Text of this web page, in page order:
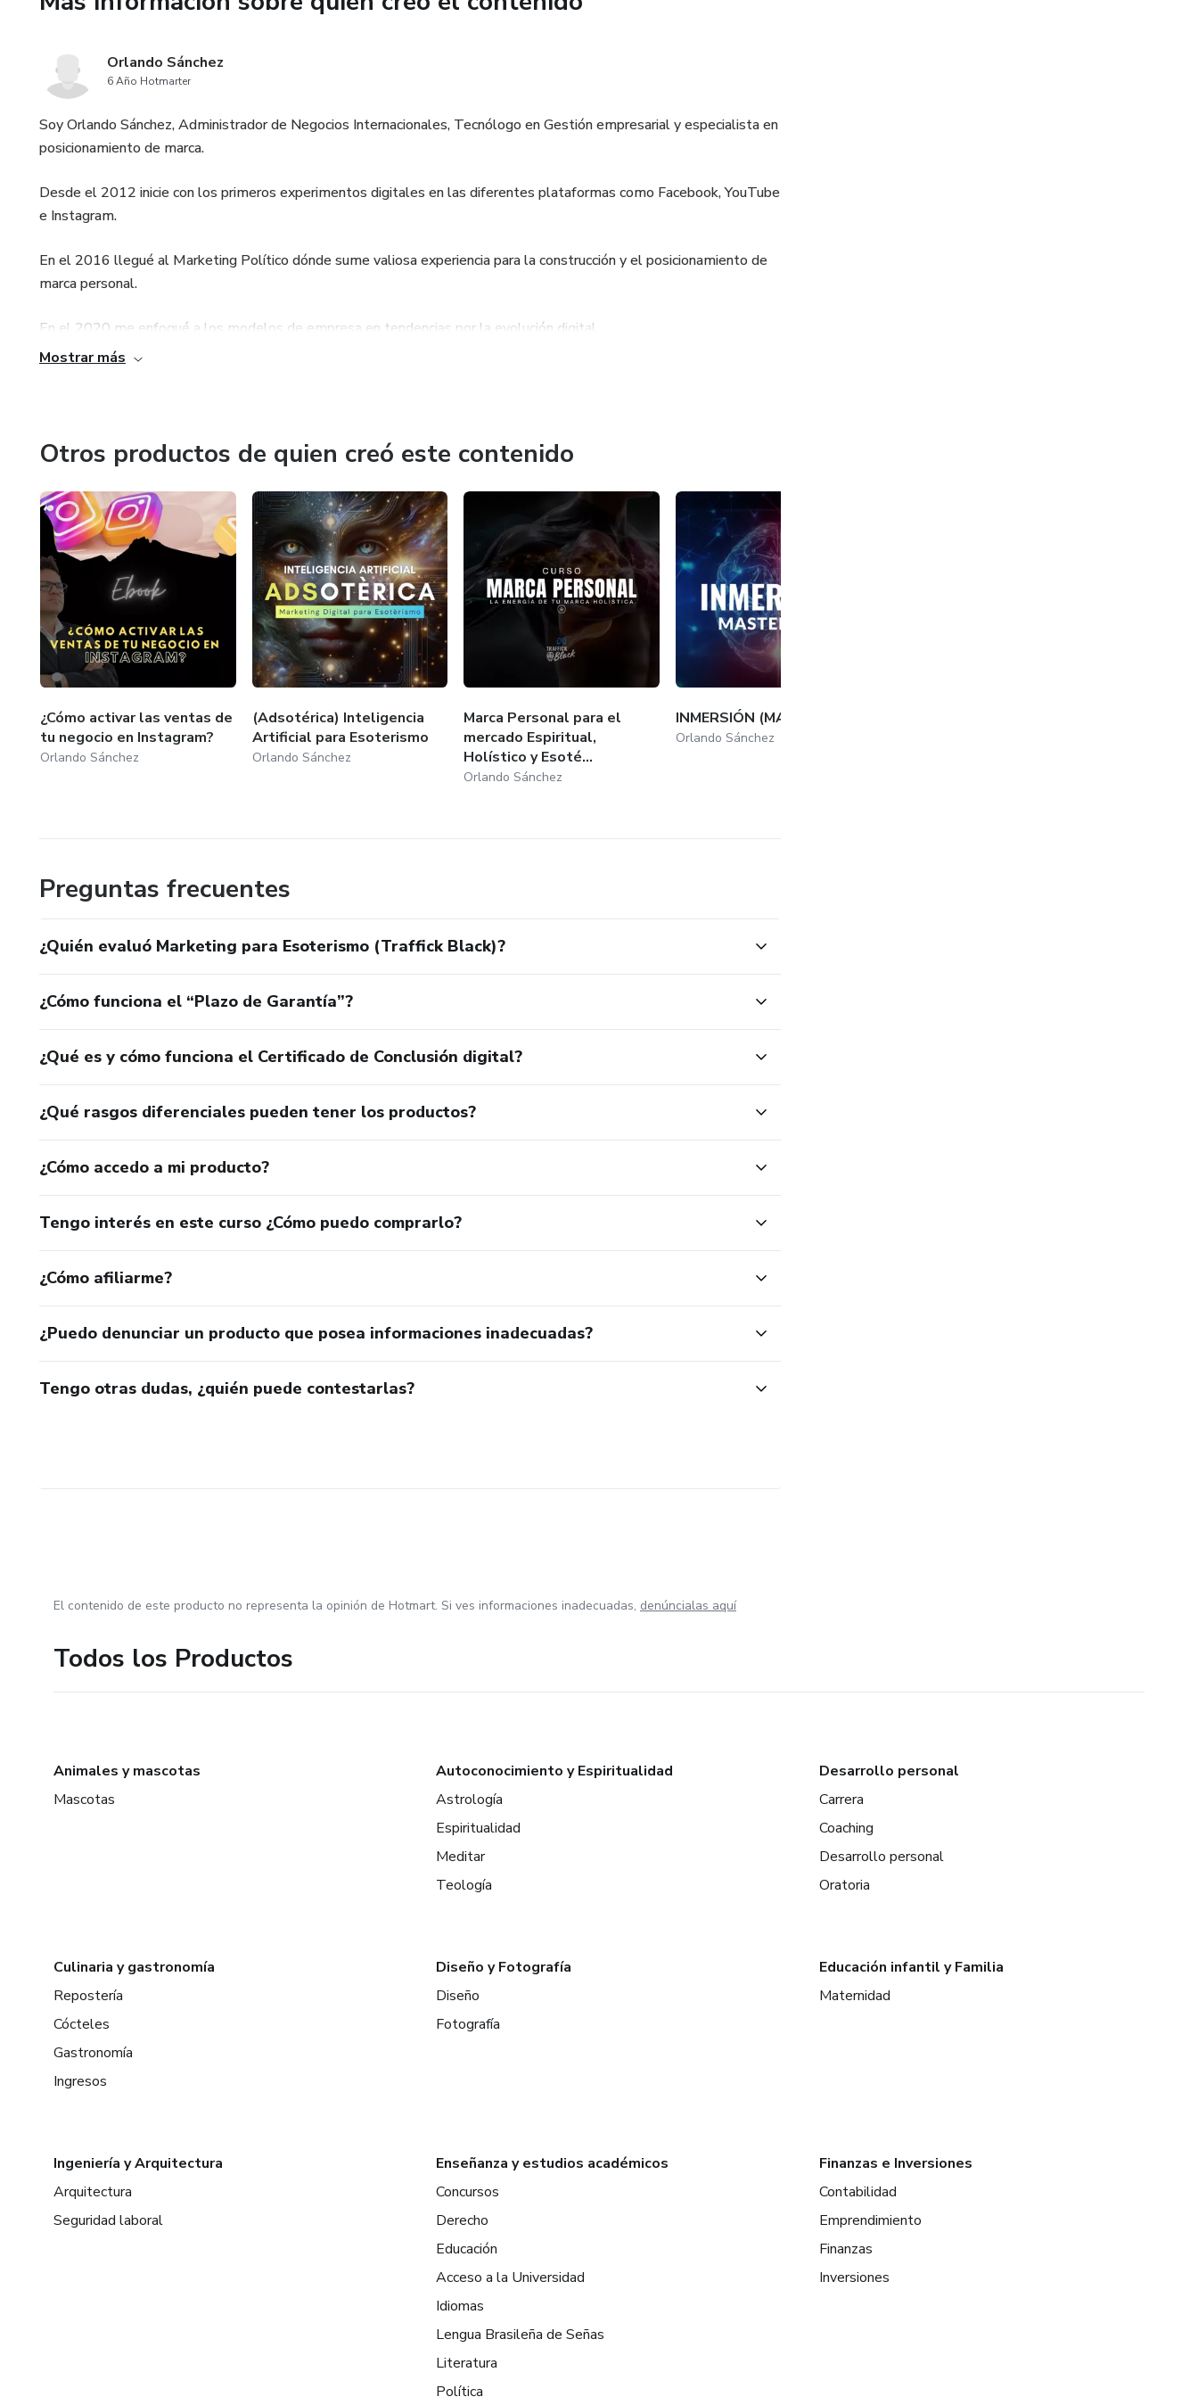
Orlando Sánchez
6 Año Hotmarter
Soy Orlando Sánchez, Administrador de Negocios Internacionales, Tecnólogo en Gestión empresarial y especialista en
posicionamiento de marca.
Desde el 2012 inicie con los primeros experimentos digitales en las diferentes plataformas como Facebook, YouTube
e Instagram.
En el 2016 llegué al Marketing Político dónde sume valiosa experiencia para la construcción y el posicionamiento de
marca personal.
En el 2020 me enfoqué a los modelos de empresa en tendencias por la evolución digital.
Te puedo acompañar en tu proyecto con el fin de lograr los resultados esperados.
Mostrar más
Otros productos de quien creó este contenido
¿Cómo activar las ventas de
tu negocio en Instagram?
Orlando Sánchez
(Adsotérica) Inteligencia
Artificial para Esoterismo
Orlando Sánchez
Marca Personal para el
mercado Espiritual,
Holístico y Esoté...
Orlando Sánchez
INMERSIÓN (MASTER ADS)
Orlando Sánchez
Preguntas frecuentes
¿Quién evaluó Marketing para Esoterismo (Traffick Black)?
¿Cómo funciona el “Plazo de Garantía”?
¿Qué es y cómo funciona el Certificado de Conclusión digital?
¿Qué rasgos diferenciales pueden tener los productos?
¿Cómo accedo a mi producto?
Tengo interés en este curso ¿Cómo puedo comprarlo?
¿Cómo afiliarme?
¿Puedo denunciar un producto que posea informaciones inadecuadas?
Tengo otras dudas, ¿quién puede contestarlas?
El contenido de este producto no representa la opinión de Hotmart. Si ves informaciones inadecuadas, denúncialas aquí
Todos los Productos
Animales y mascotas
Mascotas
Autoconocimiento y Espiritualidad
Astrología
Espiritualidad
Meditar
Teología
Desarrollo personal
Carrera
Coaching
Desarrollo personal
Oratoria
Culinaria y gastronomía
Repostería
Cócteles
Gastronomía
Ingresos
Diseño y Fotografía
Diseño
Fotografía
Educación infantil y Familia
Maternidad
Ingeniería y Arquitectura
Arquitectura
Seguridad laboral
Enseñanza y estudios académicos
Concursos
Derecho
Educación
Acceso a la Universidad
Idiomas
Lengua Brasileña de Señas
Literatura
Política
Finanzas e Inversiones
Contabilidad
Emprendimiento
Finanzas
Inversiones